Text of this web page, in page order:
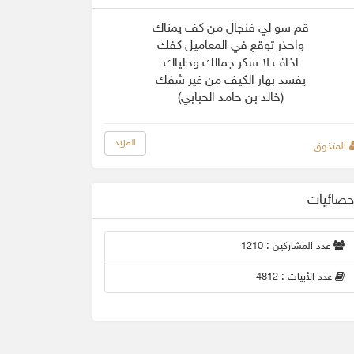
قم سو لي فنجال من كف يمناك
واحذر توقع في المعاميل كفك
اخاف لا سكر جمالك وحلياك
يفسد بهار الكيف من غير شفك
(خالد بن حامد الحبابي)
المتذوق المزيد
عدد المشاركين : 1210
عدد الأبيات : 4812